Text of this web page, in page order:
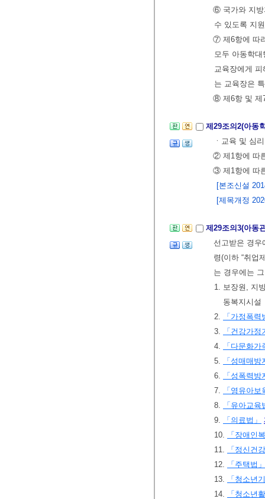
⑥ 국가와 지
수 있도록 지
⑦ 제6항에 따
모두 아동학
교육장에게
는 교육장은
⑧ 제6항 및 제
제29조의2(아동
ㆍ교육 및 심
② 제1항에 따
③ 제1항에 따
[본조신설
[제목개정
제29조의3(아동
선고받은 경우
령(이하 “취업
는 경우에는
1. 보장원, 지
동복지시설
2.
「가정폭
3.
「건강가
4.
「다문화
5.
「성매매
6.
「성폭력
7.
「영유아보
8.
「유아교육
9.
「의료법」
10.
「장애인
11.
「정신건
12.
「주택법」
13.
「청소년
14.
「청소년